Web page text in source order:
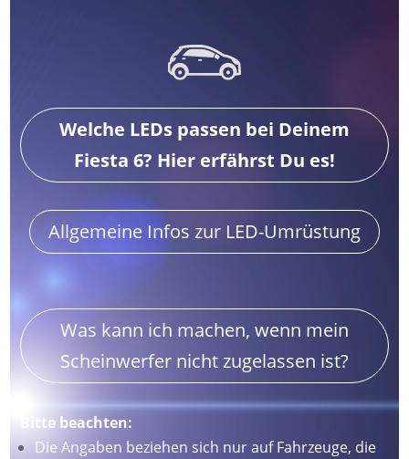
Welche LEDs passen bei Deinem
Fiesta 6? Hier erfährst Du es!
Allgemeine Infos zur LED-Umrüstung
Was kann ich machen, wenn mein
Scheinwerfer nicht zugelassen ist?
Bitte beachten:
Die Angaben beziehen sich nur auf Fahrzeuge, die